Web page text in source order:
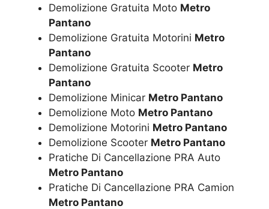
Demolizione Gratuita Moto Metro
Pantano
Demolizione Gratuita Motorini Metro
Pantano
Demolizione Gratuita Scooter Metro
Pantano
Demolizione Minicar Metro Pantano
Demolizione Moto Metro Pantano
Demolizione Motorini Metro Pantano
Demolizione Scooter Metro Pantano
Pratiche Di Cancellazione PRA Auto
Metro Pantano
Pratiche Di Cancellazione PRA Camion
Metro Pantano